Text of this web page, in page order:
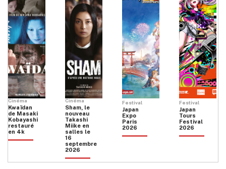
Cinéma
Kwaïdan
de Masaki
Kobayashi
restauré
en 4k
Cinéma
Sham, le
nouveau
Takashi
Miike en
salles le
16
septembre
2026
Festival
Japan
Expo
Paris
2026
Festival
Japan
Tours
Festival
2026